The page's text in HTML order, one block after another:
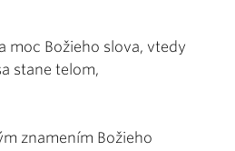
moc Božieho slova, vtedy
stane telom,
znamením Božieho